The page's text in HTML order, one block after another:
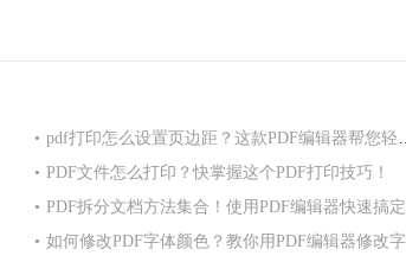
• pdf打印怎么设置页边距？这款PDF编辑器帮您轻松搞定！
• PDF文件怎么打印？快掌握这个PDF打印技巧！
• PDF拆分文档方法集合！使用PDF编辑器快速搞
• 如何修改PDF字体颜色？教你用PDF编辑器修改字体颜色！